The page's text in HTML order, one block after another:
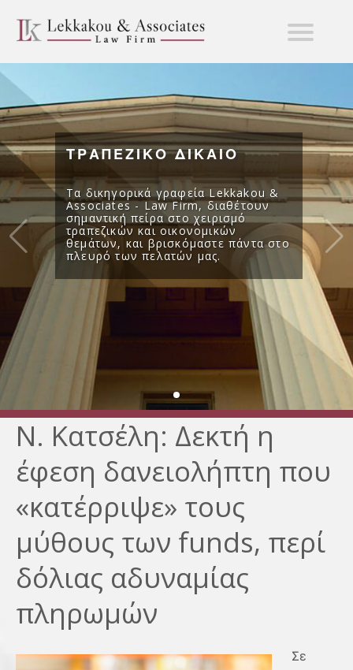
ΤΡΑΠΕΖΙΚΟ ΔΙΚΑΙΟ
Τα δικηγορικά γραφεία Lekkakou &
Associates - Law Firm, διαθέτουν
σημαντική πείρα στο χειρισμό
τραπεζικών και οικονομικών
θεμάτων, και βρισκόμαστε πάντα στο
πλευρό των πελατών μας.
Ν. Κατσέλη: Δεκτή η
έφεση δανειολήπτη που
«κατέρριψε» τους
μύθους των funds, περί
δόλιας αδυναμίας
πληρωμών
Σε